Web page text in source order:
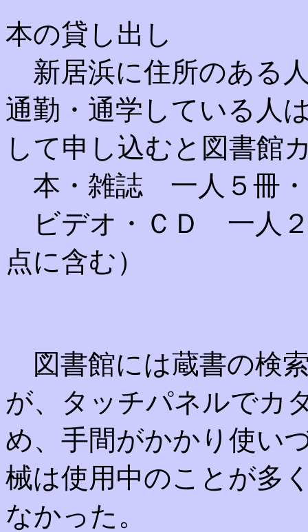
本の貸し出し
新居浜に住所のある
通勤・通学している人
して申し込むと図書館
本・雑誌 一人５冊・
ビデオ・ＣＤ 一人２
点に含む）
図書館には蔵書の検
が、タッチパネルでカ
め、手間がかかり使い
械は使用中のことが多
なかった。